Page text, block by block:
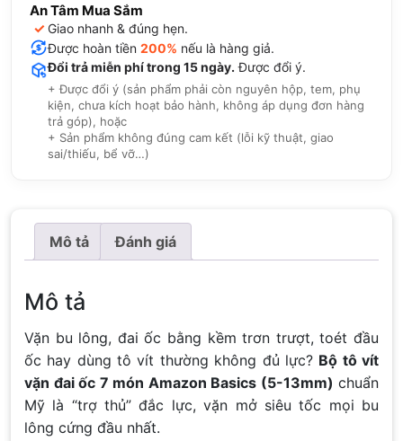
An Tâm Mua Sắm
✓ Giao nhanh & đúng hẹn.
Được hoàn tiền 200% nếu là hàng giả.
Đổi trả miễn phí trong 15 ngày. Được đổi ý.
+ Được đổi ý (sản phẩm phải còn nguyên hộp, tem, phụ
kiện, chưa kích hoạt bảo hành, không áp dụng đơn hàng
trả góp), hoặc
+ Sản phẩm không đúng cam kết (lỗi kỹ thuật, giao
sai/thiếu, bể vỡ…)
Mô tả Đánh giá
Mô tả
Vặn bu lông, đai ốc bằng kềm trơn trượt, toét đầu
ốc hay dùng tô vít thường không đủ lực? Bộ tô vít
vặn đai ốc 7 món Amazon Basics (5-13mm) chuẩn
Mỹ là “trợ thủ” đắc lực, vặn mở siêu tốc mọi bu
lông cứng đầu nhất.